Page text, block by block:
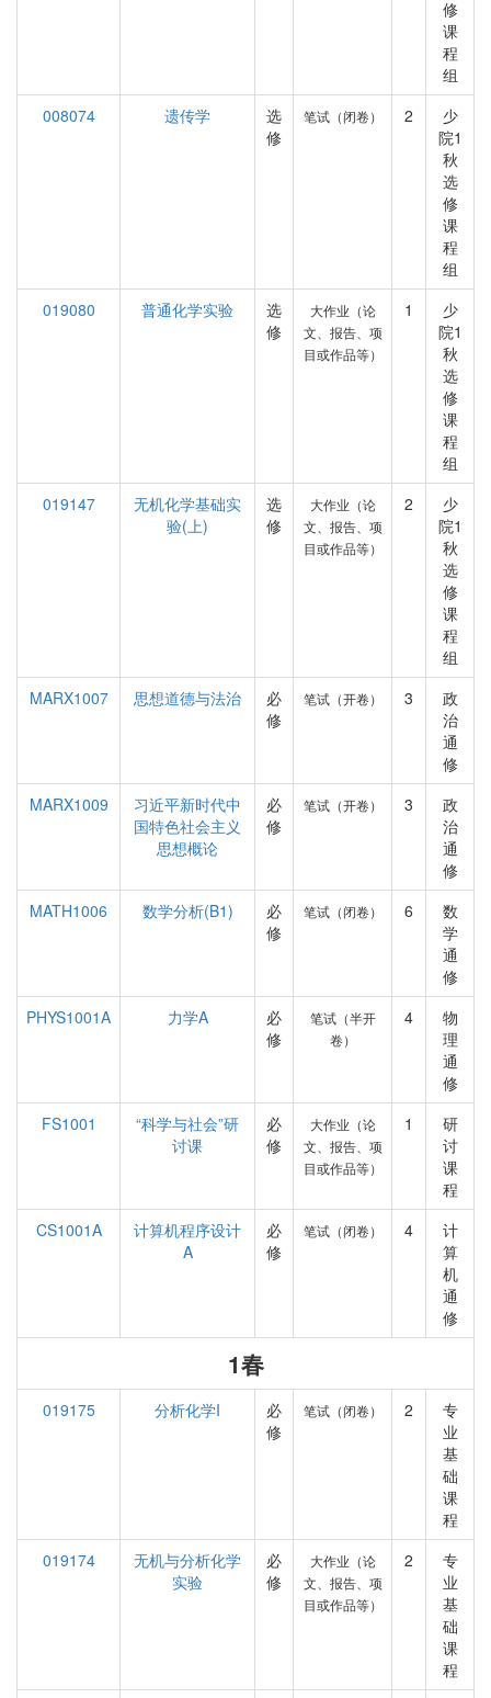
修
课
程
组
008074
遗传学
选
修
笔试（闭卷） 2
少
院1
秋
选
修
课
程
组
019080
普通化学实验
选
修
大作业（论
文、报告、项
目或作品等）
1
少
院1
秋
选
修
课
程
组
019147
无机化学基础实
验(上)
选
修
大作业（论
文、报告、项
目或作品等）
2
少
院1
秋
选
修
课
程
组
MARX1007
思想道德与法治
必
修
笔试（开卷） 3
政
治
通
修
MARX1009
习近平新时代中
国特色社会主义
思想概论
必
修
笔试（开卷） 3
政
治
通
修
MATH1006
数学分析(B1)
必
修
笔试（闭卷） 6
数
学
通
修
PHYS1001A
力学A
必
修
笔试（半开
卷）
4
物
理
通
修
FS1001
“科学与社会”研
讨课
必
修
大作业（论
文、报告、项
目或作品等）
1
研
讨
课
程
CS1001A
计算机程序设计
A
必
修
笔试（闭卷） 4
计
算
机
通
修
1春
019175 分析化学I
必
修
笔试（闭卷） 2
专
业
基
础
课
程
019174
无机与分析化学
实验
必
修
大作业（论
文、报告、项
目或作品等）
2
专
业
基
础
课
程